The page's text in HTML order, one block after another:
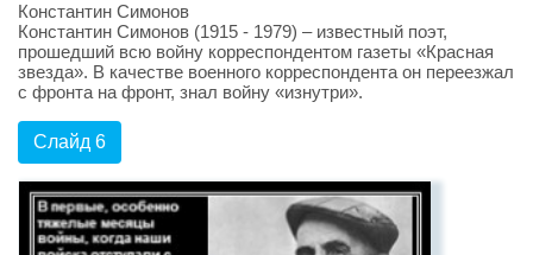
Константин Симонов
Константин Симонов (1915 - 1979) – известный поэт,
прошедший всю войну корреспондентом газеты «Красная
звезда». В качестве военного корреспондента он переезжал
с фронта на фронт, знал войну «изнутри».
Слайд 6